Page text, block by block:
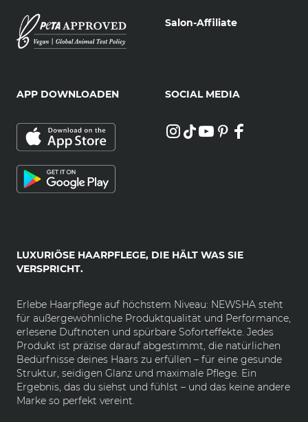
LUXURIÖSE HAARPFLEGE, DIE HÄLT WAS SIE
VERSPRICHT.
Erlebe Haarpflege auf höchstem Niveau: NEWSHA steht
für außergewöhnliche Produktqualität und Performance,
erlesene Duftnoten und spürbare Soforteffekte. Jedes
Produkt ist präzise darauf abgestimmt, die natürlichen
Bedürfnisse deines Haars zu erfüllen – für eine gesunde
Struktur, seidigen Glanz und maximale Pflege. Ein
Ergebnis, das du siehst und fühlst – und das keine andere
Marke so perfekt vereint.
Salon-Affiliate
APP DOWNLOADEN SOCIAL MEDIA